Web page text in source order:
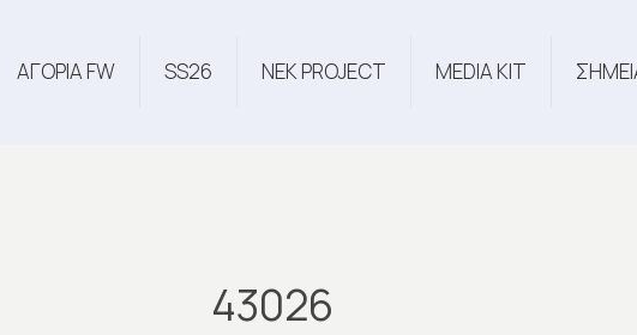
ΑΓΟΡΙΑ FW SS26 NEK PROJECT MEDIA KIT
43026